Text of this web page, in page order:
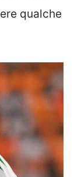
qualche